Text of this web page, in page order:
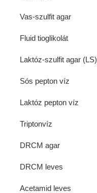
Vas-szulfit agar
Fluid tioglikolát
Laktóz-szulfit agar (LS)
Sós pepton víz
Laktóz pepton víz
Triptonvíz
DRCM agar
DRCM leves
Acetamid leves